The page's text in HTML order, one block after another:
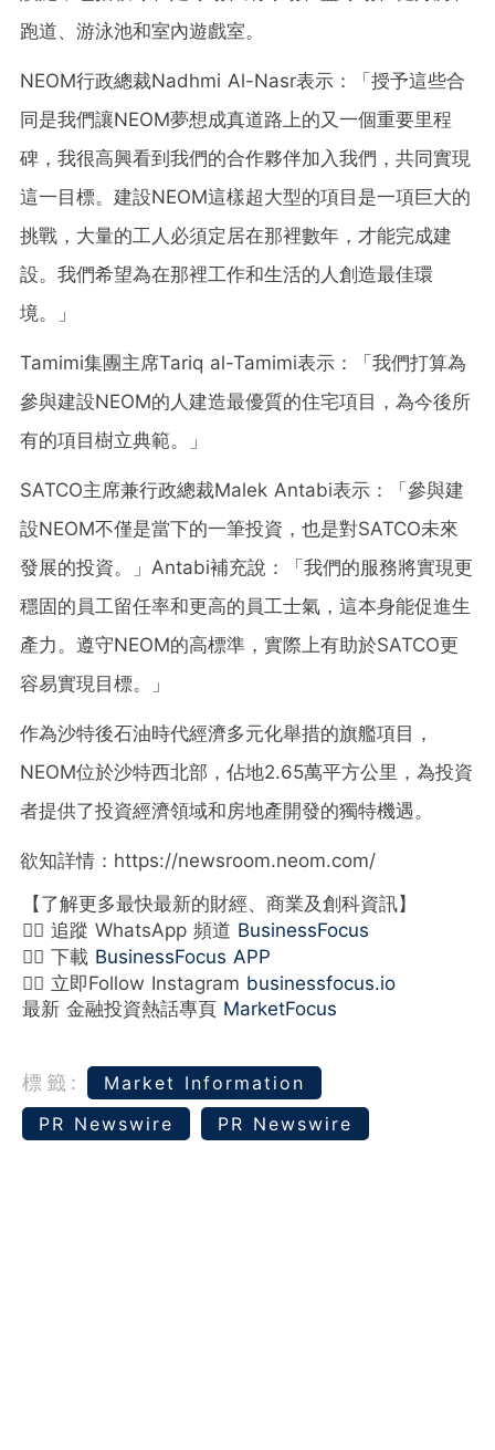
跑道、游泳池和室內遊戲室。
NEOM行政總裁Nadhmi Al-Nasr表示：「授予這些合
同是我們讓NEOM夢想成真道路上的又一個重要里程
碑，我很高興看到我們的合作夥伴加入我們，共同實現
這一目標。建設NEOM這樣超大型的項目是一項巨大的
挑戰，大量的工人必須定居在那裡數年，才能完成建
設。我們希望為在那裡工作和生活的人創造最佳環
境。」
Tamimi集團主席Tariq al-Tamimi表示：「我們打算為
參與建設NEOM的人建造最優質的住宅項目，為今後所
有的項目樹立典範。」
SATCO主席兼行政總裁Malek Antabi表示：「參與建
設NEOM不僅是當下的一筆投資，也是對SATCO未來
發展的投資。」Antabi補充說：「我們的服務將實現更
穩固的員工留任率和更高的員工士氣，這本身能促進生
產力。遵守NEOM的高標準，實際上有助於SATCO更
容易實現目標。」
作為沙特後石油時代經濟多元化舉措的旗艦項目，
NEOM位於沙特西北部，佔地2.65萬平方公里，為投資
者提供了投資經濟領域和房地產開發的獨特機遇。
欲知詳情：https://newsroom.neom.com/
【了解更多最快最新的財經、商業及創科資訊】
👉🏻 追蹤 WhatsApp 頻道 BusinessFocus
👉🏻 下載 BusinessFocus APP
👉🏻 立即Follow Instagram businessfocus.io
最新 金融投資熱話專頁 MarketFocus
標籤:
Market Information
PR Newswire
PR Newswire